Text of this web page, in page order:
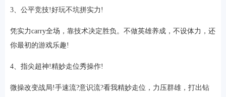
3、公平竞技!好玩不坑拼实力!
凭实力carry全场，靠技术决定胜负。不做英雄养成，不设体力，还
你最初的游戏乐趣!
4、指尖超神!精妙走位秀操作!
微操改变战局!手速流?意识流?看我精妙走位，力压群雄，打出钻